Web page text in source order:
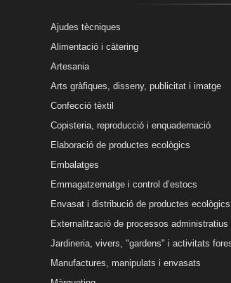
Ajudes tècniques
Alimentació i càtering
Artesania
Arts gràfiques, disseny, publicitat i imatge
Confecció tèxtil
Copisteria, reproducció i enquadernació
Elaboració de productes ecològics
Embalatges
Emmagatzematge i control d’estocs
Envasat i distribució de productes ecològics
Externalització de processos administratius
Jardineria, vivers, "gardens" i activitats
Manufactures, manipulats i envasats